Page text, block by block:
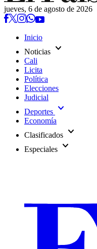
jueves, 6 de agosto de 2026
Inicio
Noticias expand_more
Cali
Licita
Política
Elecciones
Judicial
Deportes expand_more
Economía
Clasificados expand_more
Especiales expand_more